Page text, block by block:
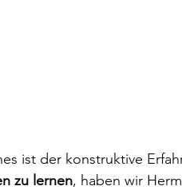
ist der konstruktive
zu lernen, haben wir